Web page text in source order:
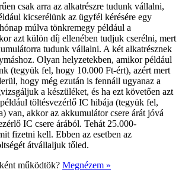
csak arra az alkatrészre tudunk vállalni,
kicserélünk az ügyfél kérésére egy
múlva tönkremegy például a
azt külön díj ellenében tudjuk cserélni, mert
tudunk vállalni. A két alkatrésznek
Olyan helyzetekben, amikor például
(tegyük fel, hogy 10.000 Ft-ért), azért mert
hogy még ezután is fennáll ugyanaz a
a készüléket, és ha ezt követően azt
töltésvezérlő IC hibája (tegyük fel,
van, akkor az akkumulátor csere árát jóvá
IC csere árából. Tehát 25.000-
fizetni kell. Ebben az esetben az
átvállaljuk tőled.
működtök? Megnézem »